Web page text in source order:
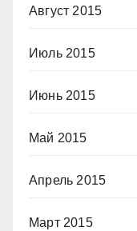
Август 2015
Июль 2015
Июнь 2015
Май 2015
Апрель 2015
Март 2015